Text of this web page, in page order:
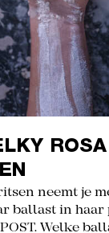
ROSA
neemt je
ballast in haar
Welke